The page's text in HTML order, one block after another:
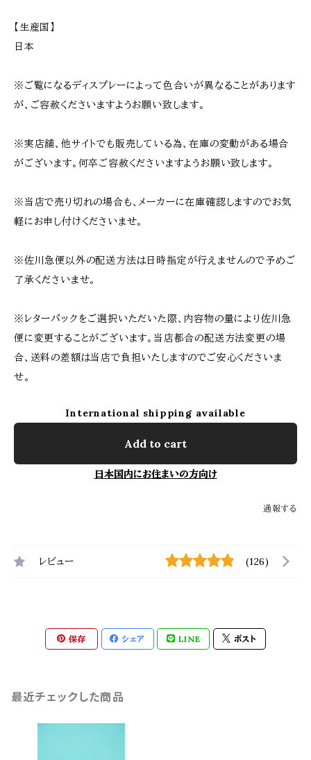
【生産国】
日本
※ご覧になるディスプレーによって色合いが異なることがあります
が、ご容赦くださいますようお願い致します。
※実店舗、他サイトでも販売している為、在庫の変動がある場合
がございます。何卒ご容赦くださいますようお願い致します。
※当店で売り切れの場合も、メーカーに在庫確認しますのでお気
軽にお申し付けくださいませ。
※佐川急便以外の配送方法は日時指定が行えませんので予めご
了承くださいませ。
※レターパックをご選択いただいた際、内容物の量により佐川急
便に変更することがございます。当店都合の配送方法変更の場
合、送料の差額は当店で負担いたしますのでご安心くださいま
せ。
International shipping available
Add to cart
日本国内にお住まいの方向け
通報する
レビュー (126)
保存 シェア LINE ポスト
最近チェックした商品